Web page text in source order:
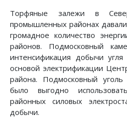
Торфяные залежи в
промышленных районах
громадное количество
районов. Подмосковный
интенсификация добычи
основой электрификации
района. Подмосковный
было выгодно
районных силовых
добычи.